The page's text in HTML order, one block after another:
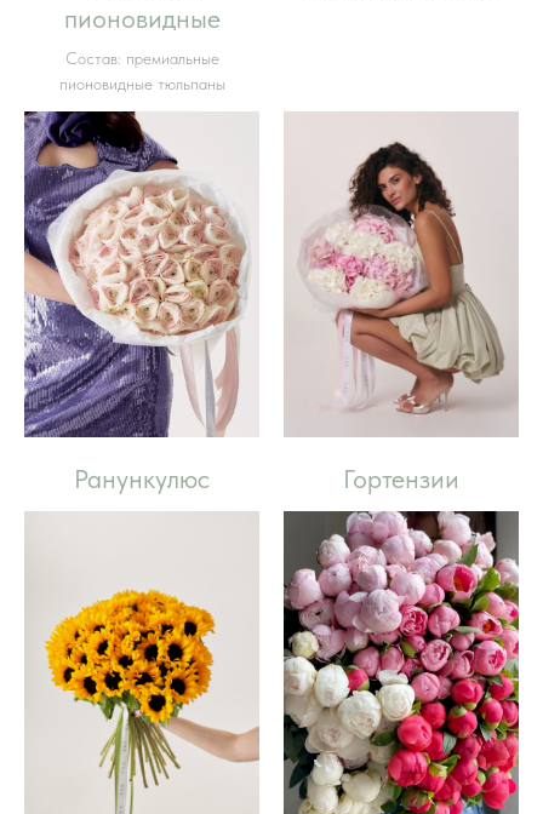
пионовидные
Состав: премиальные
пионовидные тюльпаны
Ранункулюс Гортензии